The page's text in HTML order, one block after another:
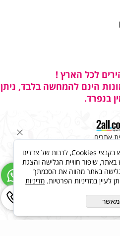
לכל הארץ !
הינם להמחשה בלבד, ניתן
בנפרד.
אתרים
לידיעתך, באתרנו נעשה שימוש בקבצי Cookies, לרבות של צדדים
באתר, שיפור חוויית הגלישה והצגת
באתר מהווה את הסכמתך
לעיין במדיניות הפרטיות. מדיניות
מאשר